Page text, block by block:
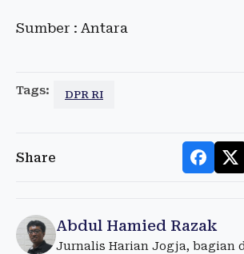
Sumber : Antara
Tags: DPR RI
Share
Abdul Hamied Razak
Jurnalis Harian Jogja, bagian